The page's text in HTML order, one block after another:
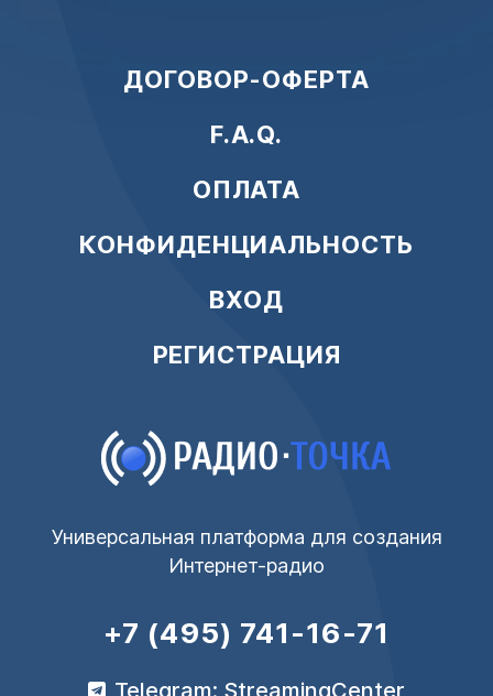
ДОГОВОР-ОФЕРТА
F.A.Q.
ОПЛАТА
КОНФИДЕНЦИАЛЬНОСТЬ
ВХОД
РЕГИСТРАЦИЯ
Универсальная платформа для создания
Интернет-радио
+7 (495) 741-16-71
Telegram: StreamingCenter